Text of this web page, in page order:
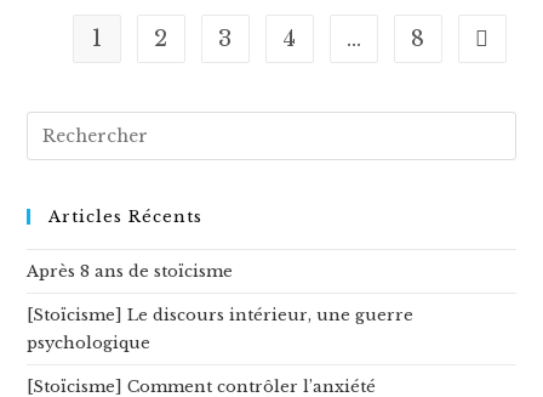
Servitude
1 2 3 4 … 8 Aller à
Rechercher
sur
siteArticles Récents
Après 8 ans de stoïcisme
[Stoïcisme] Le discours intérieur, une guerre
psychologique
[Stoïcisme] Comment contrôler l’anxiété